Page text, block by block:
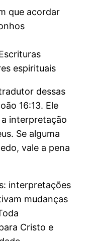
que acordar
espirituais
dessas
16:13. Ele
interpretação
Se alguma
vale a pena
interpretações
mudanças
Cristo e